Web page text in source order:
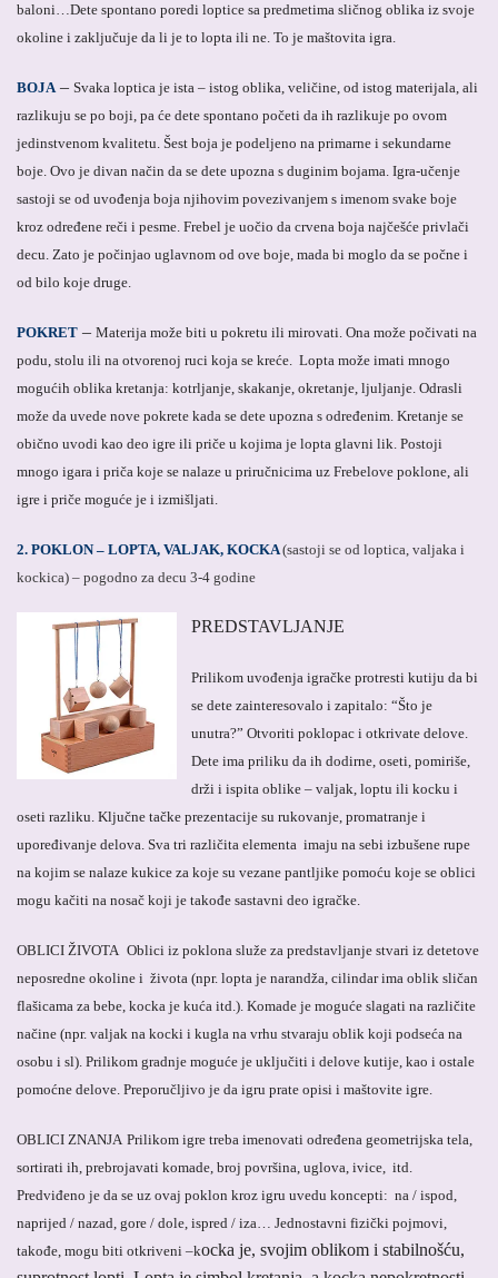
baloni…Dete spontano poredi loptice sa predmetima sličnog oblika iz svoje
okoline i zaključuje da li je to lopta ili ne. To je maštovita igra.
BOJA – Svaka loptica je ista – istog oblika, veličine, od istog materijala, ali
razlikuju se po boji, pa će dete spontano početi da ih razlikuje po ovom
jedinstvenom kvalitetu. Šest boja je podeljeno na primarne i sekundarne
boje. Ovo je divan način da se dete upozna s duginim bojama. Igra-učenje
sastoji se od uvođenja boja njihovim povezivanjem s imenom svake boje
kroz određene reči i pesme. Frebel je uočio da crvena boja najčešće privlači
decu. Zato je počinjao uglavnom od ove boje, mada bi moglo da se počne i
od bilo koje druge.
POKRET – Materija može biti u pokretu ili mirovati. Ona može počivati na
podu, stolu ili na otvorenoj ruci koja se kreće. Lopta može imati mnogo
mogućih oblika kretanja: kotrljanje, skakanje, okretanje, ljuljanje. Odrasli
može da uvede nove pokrete kada se dete upozna s određenim. Kretanje se
obično uvodi kao deo igre ili priče u kojima je lopta glavni lik. Postoji
mnogo igara i priča koje se nalaze u priručnicima uz Frebelove poklone, ali
igre i priče moguće je i izmišljati.
2. POKLON – LOPTA, VALJAK, KOCKA(sastoji se od loptica, valjaka i
kockica) – pogodno za decu 3-4 godine
PREDSTAVLJANJE
Prilikom uvođenja igračke protresti kutiju da bi
se dete zainteresovalo i zapitalo: “Što je
unutra?” Otvoriti poklopac i otkrivate delove.
Dete ima priliku da ih dodirne, oseti, pomiriše,
drži i ispita oblike – valjak, loptu ili kocku i
oseti razliku. Ključne tačke prezentacije su rukovanje, promatranje i
upoređivanje delova. Sva tri različita elementa imaju na sebi izbušene rupe
na kojim se nalaze kukice za koje su vezane pantljike pomoću koje se oblici
mogu kačiti na nosač koji je takođe sastavni deo igračke.
OBLICI ŽIVOTA Oblici iz poklona služe za predstavljanje stvari iz detetove
neposredne okoline i života (npr. lopta je narandža, cilindar ima oblik sličan
flašicama za bebe, kocka je kuća itd.). Komade je moguće slagati na različite
načine (npr. valjak na kocki i kugla na vrhu stvaraju oblik koji podseća na
osobu i sl). Prilikom gradnje moguće je uključiti i delove kutije, kao i ostale
pomoćne delove. Preporučljivo je da igru prate opisi i maštovite igre.
OBLICI ZNANJA Prilikom igre treba imenovati određena geometrijska tela,
sortirati ih, prebrojavati komade, broj površina, uglova, ivice, itd.
Predviđeno je da se uz ovaj poklon kroz igru uvedu koncepti: na / ispod,
naprijed / nazad, gore / dole, ispred / iza… Jednostavni fizički pojmovi,
takođe, mogu biti otkriveni –kocka je, svojim oblikom i stabilnošću,